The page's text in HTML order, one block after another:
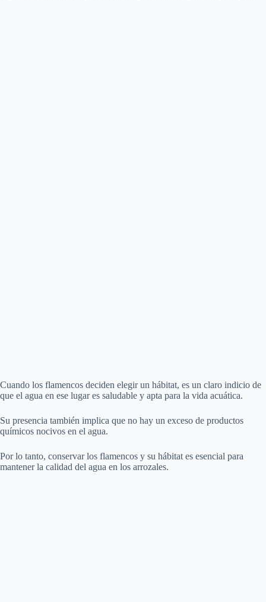
Cuando los flamencos deciden elegir un hábitat, es un claro indicio de
que el agua en ese lugar es saludable y apta para la vida acuática.
Su presencia también implica que no hay un exceso de productos
químicos nocivos en el agua.
Por lo tanto, conservar los flamencos y su hábitat es esencial para
mantener la calidad del agua en los arrozales.